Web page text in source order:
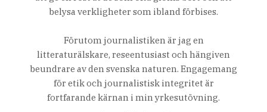
belysa verkligheter som ibland förbises.
Förutom journalistiken är jag en
litteraturälskare, reseentusiast och hängiven
beundrare av den svenska naturen. Engagemang
för etik och journalistisk integritet är
fortfarande kärnan i min yrkesutövning.